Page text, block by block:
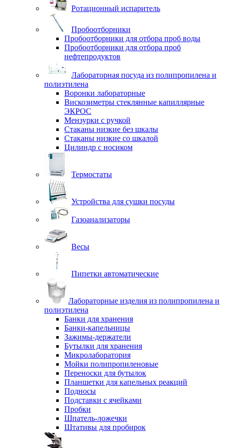
Ротационный испаритель
Пробоотборники
Пробоотборники для отбора проб воды
Пробоотборники для отбора проб
нефтепродуктов
Лабораторная посуда из полипропилена и
полиэтилена
Воронки лабораторные
Вискозиметры стеклянные капиллярные
ЭКРОС
Мензурки с ручкой
Стаканы низкие без шкалы
Стаканы низкие со шкалой
Цилиндр с носиком
Термостаты
Устройства для сушки посуды
Газоанализаторы
Весы
Пипетки автоматические
Лабораторные изделия из полипропилена и
полиэтилена
Банки для хранения
Банки-капельницы
Зажимы-держатели
Бутылки для хранения
Микролаборатория
Мойки полипропиленовые
Переноски для бутылок
Планшетки для капельных реакций
Подносы
Подставки с ячейками
Пробки
Шпатель-ложечки
Штативы для пробирок